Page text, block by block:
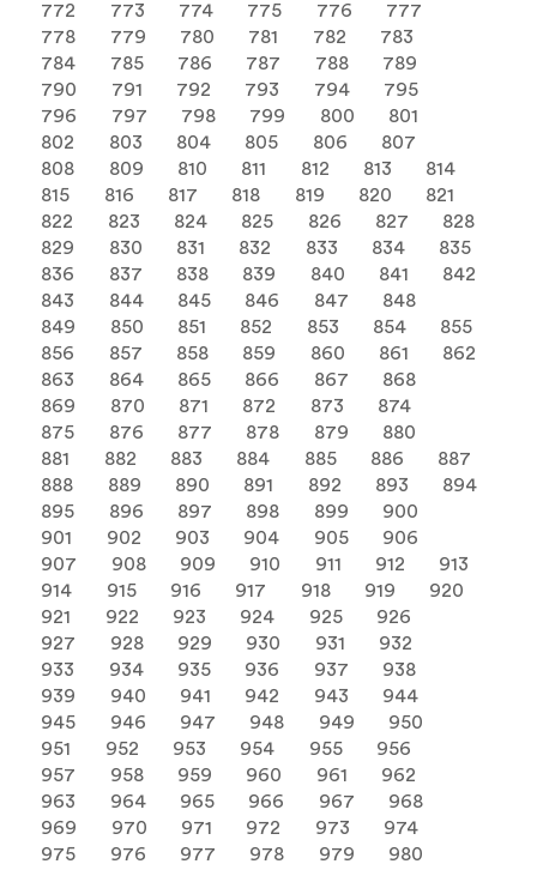
772
773 774 775 776
777
778
779 780 781 782
783
784
785 786 787 788
789
790
791 792 793 794
795
796
797 798 799 800
801
802
803 804 805 806
807
808
809 810 811 812 813
814
815
816 817 818 819 820
821
822
823 824 825 826 827
828
829
830 831 832 833 834
835
836
837 838 839 840 841
842
843
844 845 846 847
848
849
850 851 852 853 854
855
856
857 858 859 860 861
862
863
864 865 866 867
868
869
870 871 872 873
874
875
876 877 878 879
880
881
882 883 884 885 886
887
888
889 890 891 892 893
894
895
896 897 898 899
900
901
902 903 904 905
906
907
908 909 910 911 912
913
914
915 916 917 918 919
920
921
922 923 924 925
926
927
928 929 930 931
932
933
934 935 936 937
938
939
940 941 942 943
944
945
946 947 948 949
950
951
952 953 954 955
956
957
958 959 960 961
962
963
964 965 966 967
968
969
970 971 972 973
974
975
976 977 978 979
980